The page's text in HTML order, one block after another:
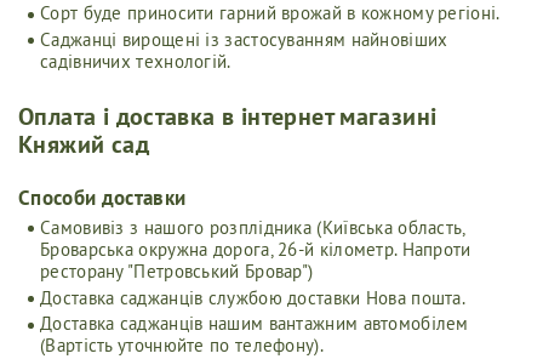
Сорт буде приносити гарний врожай в кожному регіоні.
Саджанці вирощені із застосуванням найновіших
садівничих технологій.
Оплата і доставка в інтернет магазині
Княжий сад
Cпособи доставки
Самовивіз з нашого розплідника (Київська область,
Броварська окружна дорога, 26-й кілометр. Напроти
ресторану "Петровський Бровар")
Доставка саджанців службою доставки Нова пошта.
Доставка саджанців нашим вантажним автомобілем
(Вартість уточнюйте по телефону).